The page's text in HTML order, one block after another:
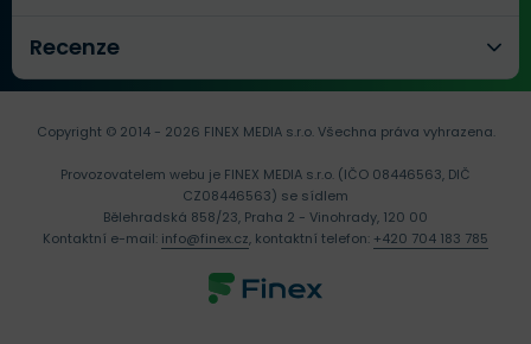
Recenze
Copyright © 2014 - 2026 FINEX MEDIA s.r.o.Všechna práva vyhrazena.
Provozovatelem webu je FINEX MEDIA s.r.o. (IČO 08446563, DIČ
CZ08446563) se sídlem
Bělehradská 858/23, Praha 2 - Vinohrady, 120 00
Kontaktní e-mail: info@finex.cz, kontaktní telefon: +420 704 183 785